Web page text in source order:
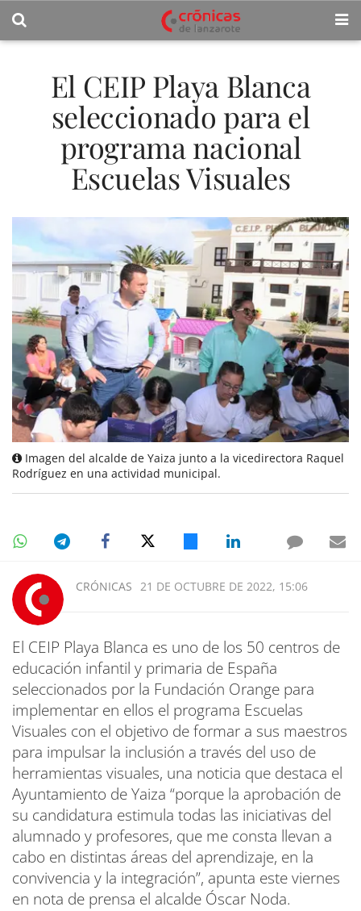
El CEIP Playa Blanca
seleccionado para el
programa nacional
Escuelas Visuales
Imagen del alcalde de Yaiza junto a la vicedirectora Raquel
Rodríguez en una actividad municipal.
CRÓNICAS 21 DE OCTUBRE DE 2022, 15:06
El CEIP Playa Blanca es uno de los 50 centros de
educación infantil y primaria de España
seleccionados por la Fundación Orange para
implementar en ellos el programa Escuelas
Visuales con el objetivo de formar a sus maestros
para impulsar la inclusión a través del uso de
herramientas visuales, una noticia que destaca el
Ayuntamiento de Yaiza “porque la aprobación de
su candidatura estimula todas las iniciativas del
alumnado y profesores, que me consta llevan a
cabo en distintas áreas del aprendizaje, en la
convivencia y la integración”, apunta este viernes
en nota de prensa el alcalde Óscar Noda.